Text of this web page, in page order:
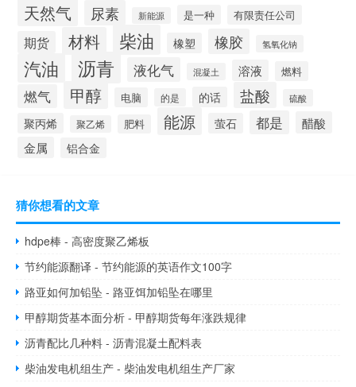
天然气 尿素 新能源 是一种 有限责任公司
期货 材料 柴油 橡塑 橡胶 氢氧化钠
汽油 沥青 液化气 混凝土 溶液 燃料
燃气 甲醇 电脑 的是 的话 盐酸 硫酸
聚丙烯 聚乙烯 肥料 能源 萤石 都是 醋酸
金属 铝合金
猜你想看的文章
hdpe棒 - 高密度聚乙烯板
节约能源翻译 - 节约能源的英语作文100字
路亚如何加铅坠 - 路亚饵加铅坠在哪里
甲醇期货基本面分析 - 甲醇期货每年涨跌规律
沥青配比几种料 - 沥青混凝土配料表
柴油发电机组生产 - 柴油发电机组生产厂家